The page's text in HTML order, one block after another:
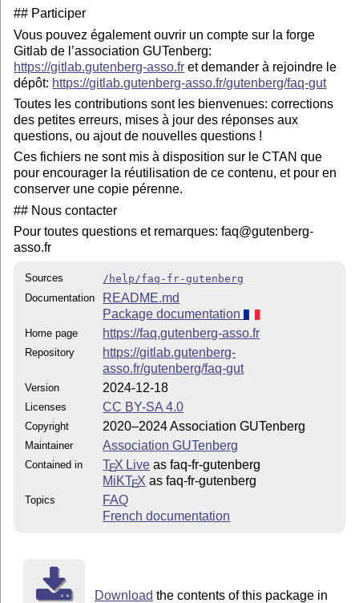
## Participer
Vous pouvez également ouvrir un compte sur la forge
Gitlab de l’association GUTenberg:
https://gitlab.gutenberg-asso.fr et demander à rejoindre le
dépôt: https://gitlab.gutenberg-asso.fr/gutenberg/faq-gut
Toutes les contributions sont les bienvenues: corrections
des petites erreurs, mises à jour des réponses aux
questions, ou ajout de nouvelles questions !
Ces fichiers ne sont mis à disposition sur le CTAN que
pour encourager la réutilisation de ce contenu, et pour en
conserver une copie pérenne.
## Nous contacter
Pour toutes questions et remarques: faq@gutenberg-
asso.fr
Sources
/help/faq-fr-gutenberg
Documentation
README.md
Package documentation
Home page https://faq.gutenberg-asso.fr
Repository
https://gitlab.gutenberg-
asso.fr/gutenberg/faq-gut
Version 2024-12-18
Licenses CC BY-SA 4.0
Copyright 2020–2024 Association GUTenberg
Maintainer Association GUTenberg
Contained in TEX Live as faq-fr-gutenberg
MiKTEX as faq-fr-gutenberg
Topics
FAQ
French documentation
Download the contents of this package in